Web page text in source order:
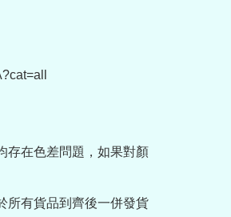
存在色差問題，如果對顏
所有貨品到齊後一併發貨